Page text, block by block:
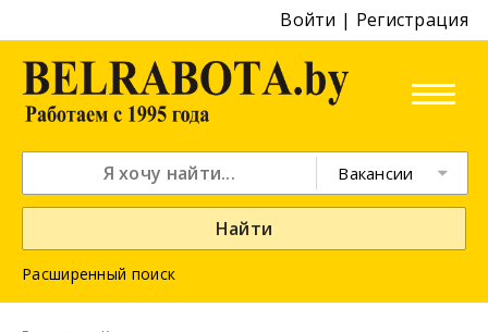
Войти | Регистрация
Вакансии
Найти
Расширенный поиск